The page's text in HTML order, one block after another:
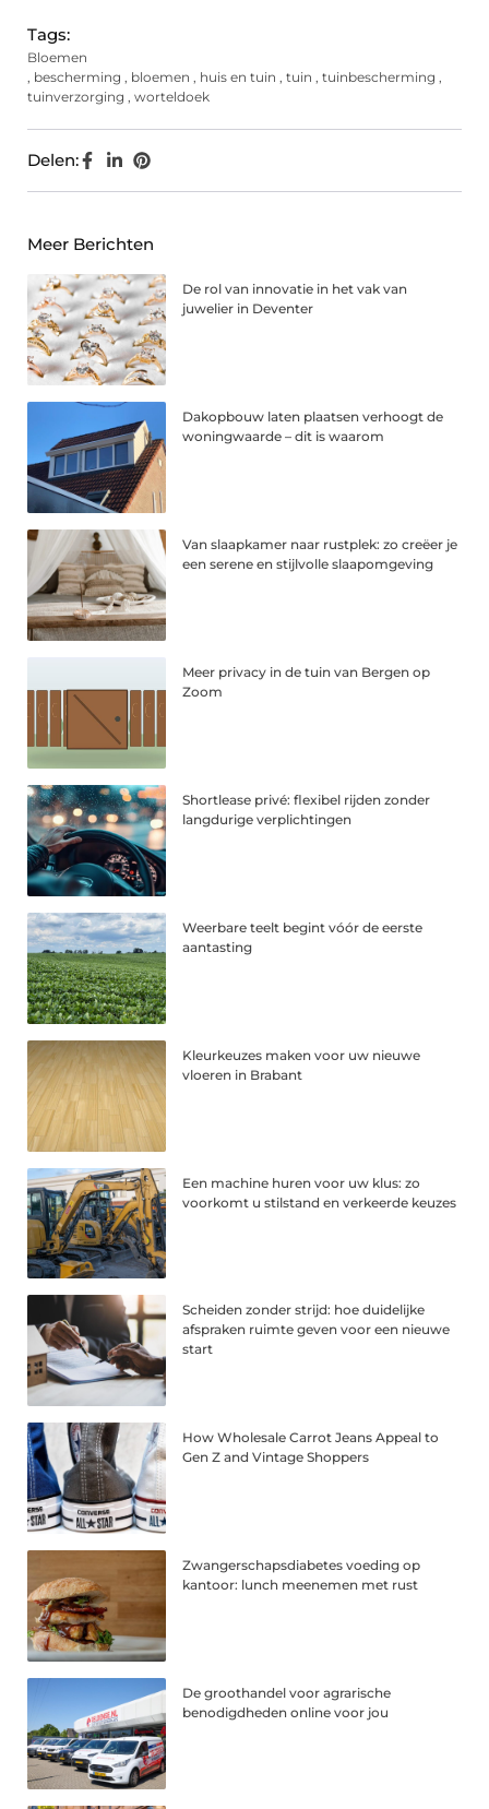
Tags:
Bloemen
, bescherming , bloemen , huis en tuin , tuin , tuinbescherming ,
tuinverzorging , worteldoek
Delen:
Meer Berichten
De rol van innovatie in het vak van
juwelier in Deventer
Dakopbouw laten plaatsen verhoogt de
woningwaarde – dit is waarom
Van slaapkamer naar rustplek: zo creëer je
een serene en stijlvolle slaapomgeving
Meer privacy in de tuin van Bergen op
Zoom
Shortlease privé: flexibel rijden zonder
langdurige verplichtingen
Weerbare teelt begint vóór de eerste
aantasting
Kleurkeuzes maken voor uw nieuwe
vloeren in Brabant
Een machine huren voor uw klus: zo
voorkomt u stilstand en verkeerde keuzes
Scheiden zonder strijd: hoe duidelijke
afspraken ruimte geven voor een nieuwe
start
How Wholesale Carrot Jeans Appeal to
Gen Z and Vintage Shoppers
Zwangerschapsdiabetes voeding op
kantoor: lunch meenemen met rust
De groothandel voor agrarische
benodigdheden online voor jou